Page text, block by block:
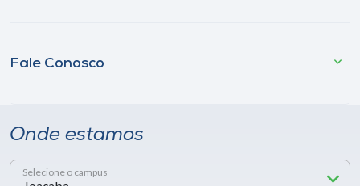
Fale Conosco
Onde estamos
Selecione o campus